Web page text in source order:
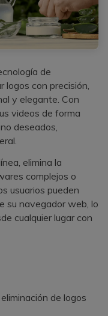
de
logos con precisión,
y elegante. Con
videos de forma
deseados,
elimina la
complejos o
usuarios pueden
su navegador web, lo
cualquier lugar con
de logos